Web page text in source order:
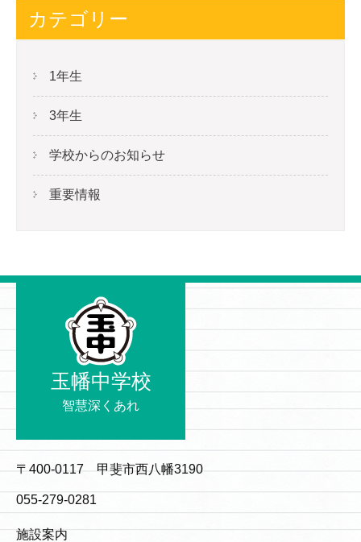
カテゴリー
1年生
3年生
学校からのお知らせ
重要情報
玉幡中学校
智慧深くあれ
〒400-0117 甲斐市西八幡3190
055-279-0281
施設案内